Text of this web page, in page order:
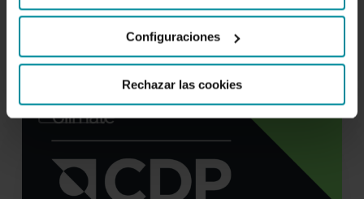
Configuraciones
Rechazar las cookies
nos
reconoce
nuevamente